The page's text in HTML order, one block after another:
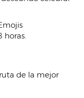
horas.
de la mejor